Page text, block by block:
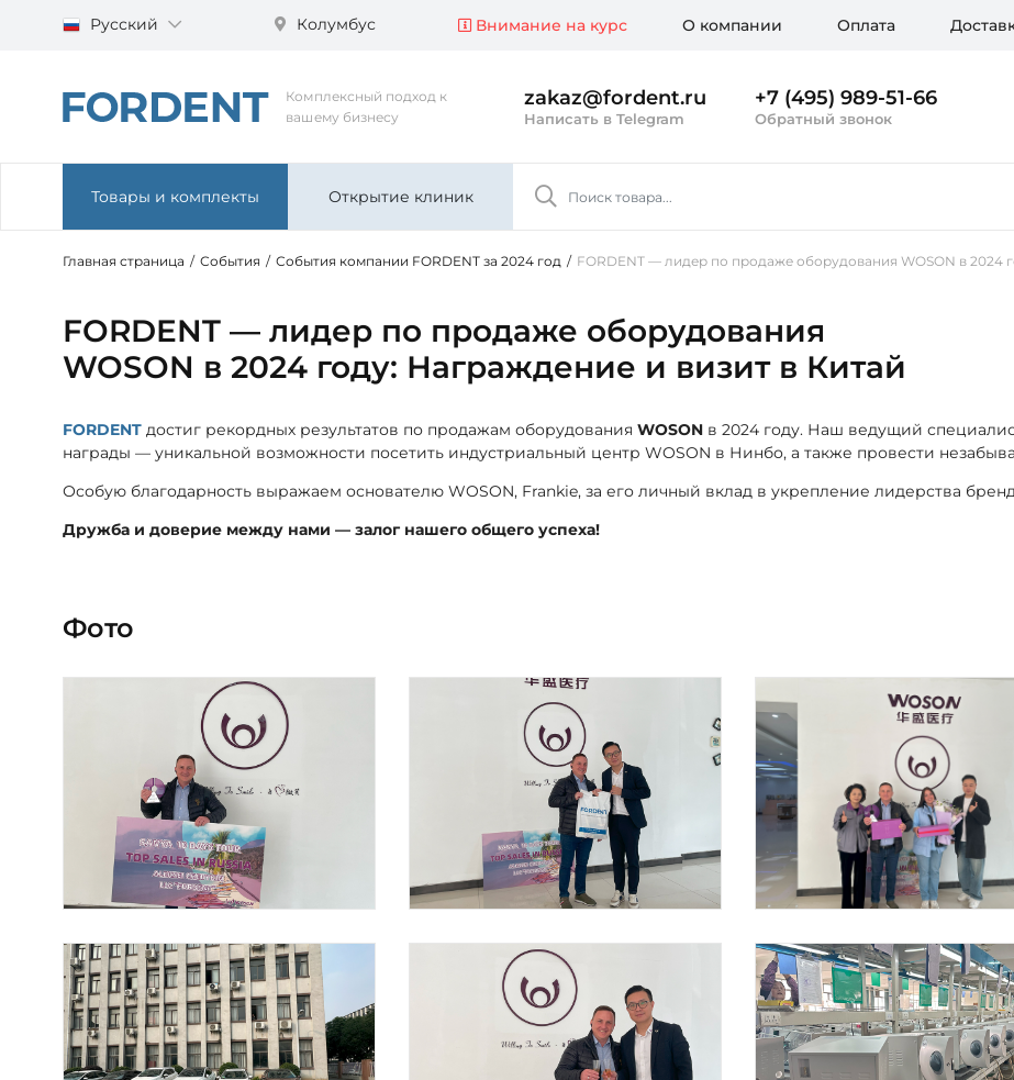
Русский Колумбус Внимание на курс О компании Оплата
Комплексный подход к
вашему бизнесу
zakaz@fordent.ru
Написать в Telegram
+7 (495) 989-51-66
Обратный звонок
Товары и комплекты Открытие клиник
Главная страница / События / События компании FORDENT за 2024 год / FORDENT — лидер по продаже оборудования WOSON в 2024
FORDENT — лидер по продаже оборудования
WOSON в 2024 году: Награждение и визит в Китай
FORDENT достиг рекордных результатов по продажам оборудования WOSON в 2024 году. Наш ведущий
награды — уникальной возможности посетить индустриальный центр WOSON в Нинбо, а также провести
Особую благодарность выражаем основателю WOSON, Frankie, за его личный вклад в укрепление лидерства
Дружба и доверие между нами — залог нашего общего успеха!
Фото